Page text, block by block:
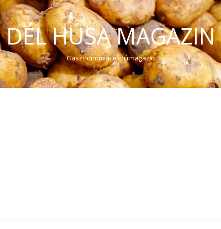
DÉL HÚSA MAGAZIN
Gasztronómiai és hírmagazin